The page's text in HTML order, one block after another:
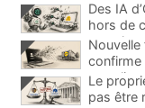
Des IA
hors de
une
Nouvelle
confirme
ses
Le
pas être